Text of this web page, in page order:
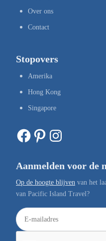
Over ons
Contact
Stopovers
Amerika
Hong Kong
Singapore
Facebook Pinterest Instagram
Aanmelden voor de
Op de hoogte blijven van het
van Pacific Island Travel?
E
-